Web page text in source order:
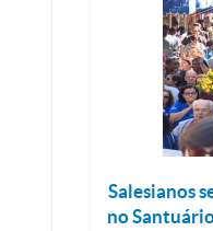
Salesianos
no